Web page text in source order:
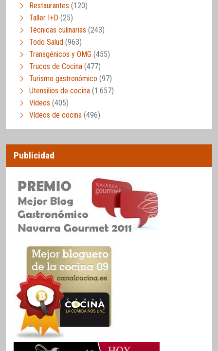
Restaurantes (120)
Taller I+D (25)
Técnicas culinarias (243)
Todo Salud (963)
Transgénicos y OMG (455)
Trucos de Cocina (477)
Turismo gastronómico (97)
Utensilios de cocina (1.657)
Vídeos (405)
Vídeos de cocina (496)
Publicidad